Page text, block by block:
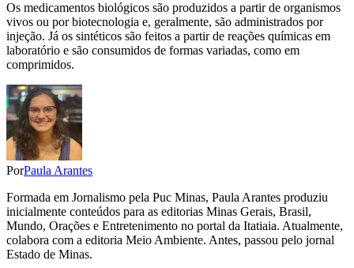
Os medicamentos biológicos são produzidos a partir de organismos
vivos ou por biotecnologia e, geralmente, são administrados por
injeção. Já os sintéticos são feitos a partir de reações químicas em
laboratório e são consumidos de formas variadas, como em
comprimidos.
PorPaula Arantes
Formada em Jornalismo pela Puc Minas, Paula Arantes produziu
inicialmente conteúdos para as editorias Minas Gerais, Brasil,
Mundo, Orações e Entretenimento no portal da Itatiaia. Atualmente,
colabora com a editoria Meio Ambiente. Antes, passou pelo jornal
Estado de Minas.